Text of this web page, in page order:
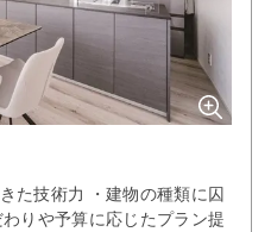
た技術力 ・建物の種類に囚
りや予算に応じたプラン提